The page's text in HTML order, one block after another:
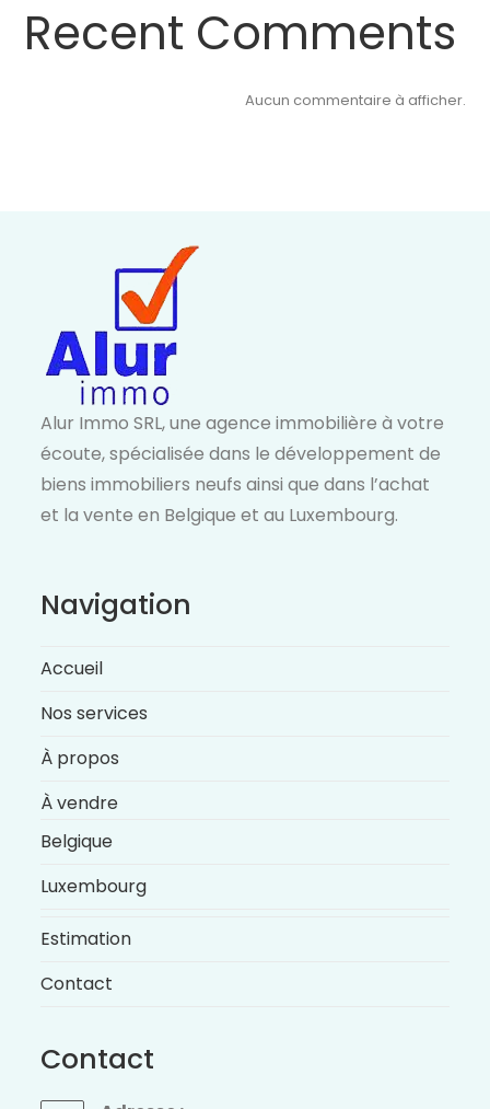
Recent Comments
Aucun commentaire à afficher.
Alur Immo SRL, une agence immobilière à votre
écoute, spécialisée dans le développement de
biens immobiliers neufs ainsi que dans l’achat
et la vente en Belgique et au Luxembourg.
Navigation
Accueil
Nos services
À propos
À vendre
Belgique
Luxembourg
Estimation
Contact
Contact